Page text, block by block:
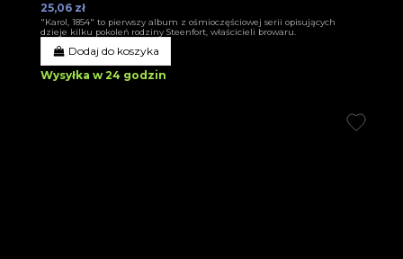
25,06 zł
"Karol, 1854" to pierwszy album z ośmioczęściowej serii opisujących
dzieje kilku pokoleń rodziny Steenfort, właścicieli browaru.
Dodaj do koszyka
Wysyłka w 24 godzin